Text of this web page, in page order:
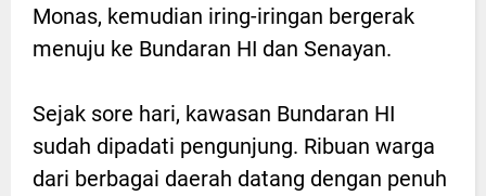
Monas, kemudian iring-iringan bergerak
menuju ke Bundaran HI dan Senayan.
Sejak sore hari, kawasan Bundaran HI
sudah dipadati pengunjung. Ribuan warga
dari berbagai daerah datang dengan penuh